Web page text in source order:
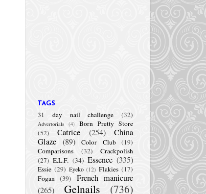
TAGS
31 day nail challenge (32)
Advertorials (4)
Born Pretty Store
(52)
Catrice (254)
China
Glaze (89) Color Club
(19)
Comparisons
(32)
Crackpolish
(27) E.L.F. (34) Essence (335)
Essie (29) Eyeko (12) Flakies (17)
Fogan (39)
French manicure
(265)
Gelnails (736)